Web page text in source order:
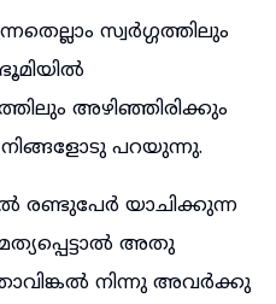
സ്വർഗ്ഗത്തിലും
ഭൂമിയിൽ
അഴിഞ്ഞിരിക്കും
പറയുന്നു.
രണ്ടുപേർ യാചിക്കുന്ന
അതു
നിന്നു അവർക്കു